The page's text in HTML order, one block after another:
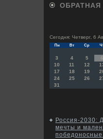
ОБРАТНАЯ
Сегодня: Четверг, 6
Пн Вт Ср
3
4 5 6
10
11 12
17
18 19
24
25 26
31
Россия-2030:
мечты и